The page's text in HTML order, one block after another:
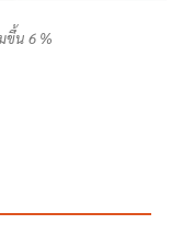
ขึ้น 6 %